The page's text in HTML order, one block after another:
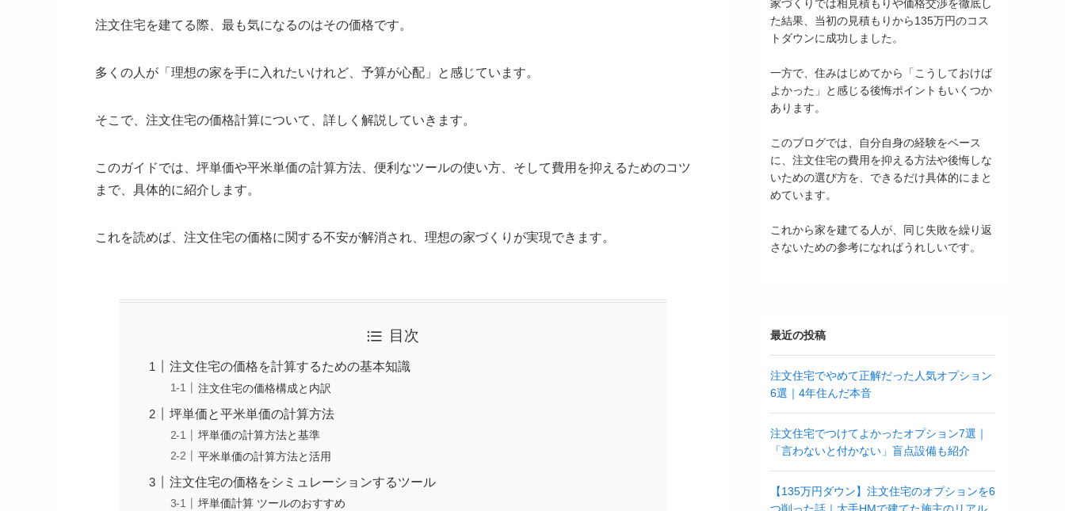
注文住宅を建てる際、最も気になるのはその価格です。
多くの人が「理想の家を手に入れたいけれど、予算が心配」と感じています。
そこで、注文住宅の価格計算について、詳しく解説していきます。
このガイドでは、坪単価や平米単価の計算方法、便利なツールの使い方、そして費用を抑えるためのコツ
まで、具体的に紹介します。
これを読めば、注文住宅の価格に関する不安が解消され、理想の家づくりが実現できます。
目次
注文住宅の価格を計算するための基本知識
注文住宅の価格構成と内訳
坪単価と平米単価の計算方法
坪単価の計算方法と基準
平米単価の計算方法と活用
注文住宅の価格をシミュレーションするツール
坪単価計算 ツールのおすすめ
家づくりでは相見積もりや価格交渉を徹底し
た結果、当初の見積もりから135万円のコス
トダウンに成功しました。
一方で、住みはじめてから「こうしておけば
よかった」と感じる後悔ポイントもいくつか
あります。
このブログでは、自分自身の経験をベース
に、注文住宅の費用を抑える方法や後悔しな
いための選び方を、できるだけ具体的にまと
めています。
これから家を建てる人が、同じ失敗を繰り返
さないための参考になればうれしいです。
最近の投稿
注文住宅でやめて正解だった人気オプション
6選｜4年住んだ本音
注文住宅でつけてよかったオプション7選｜
「言わないと付かない」盲点設備も紹介
【135万円ダウン】注文住宅のオプションを6